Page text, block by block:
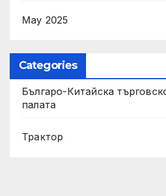
May 2025
Categories
Българо-Китайска
палата
Трактор